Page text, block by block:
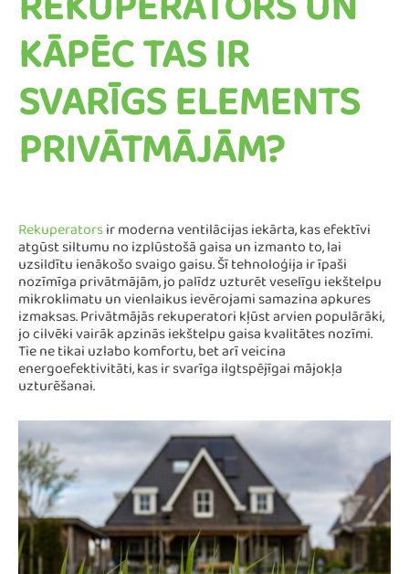
KĀPĒC TAS IR
SVARĪGS ELEMENTS
PRIVĀTMĀJĀM?
Rekuperatorsir moderna ventilācijas iekārta, kas efektīvi
atgūst siltumu no izplūstošā gaisa un izmanto to, lai
uzsildītu ienākošo svaigo gaisu. Šī tehnoloģija ir īpaši
nozīmīga privātmājām, jo palīdz uzturēt veselīgu iekštelpu
mikroklimatu un vienlaikus ievērojami samazina apkures
izmaksas. Privātmājās rekuperatori kļūst arvien populārāki,
jo cilvēki vairāk apzinās iekštelpu gaisa kvalitātes nozīmi.
Tie ne tikai uzlabo komfortu, bet arī veicina
energoefektivitāti, kas ir svarīga ilgtspējīgai mājokļa
uzturēšanai.​​